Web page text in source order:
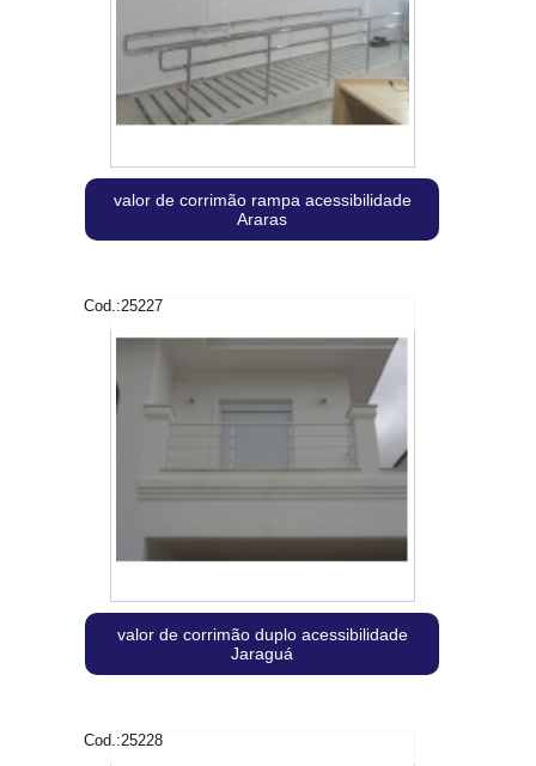
valor de corrimão rampa acessibilidade
Araras
Cod.:25227
valor de corrimão duplo acessibilidade
Jaraguá
Cod.:25228